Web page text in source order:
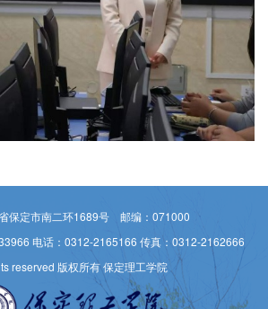
保定市南二环1689号 邮编：071000
电话：0312-2165166 传真：0312-2162666
reserved 版权所有 保定理工学院